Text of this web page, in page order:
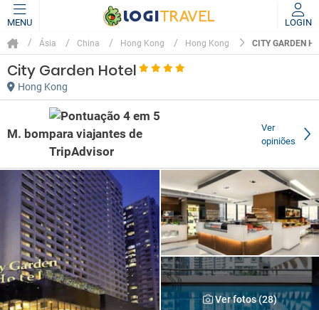
MENU LOGIN
Ásia China Hong Kong Hong Kong CITY GARDEN
City Garden Hotel
Hong Kong
M. bom
Ver
opiniões
Ver fotos (28)